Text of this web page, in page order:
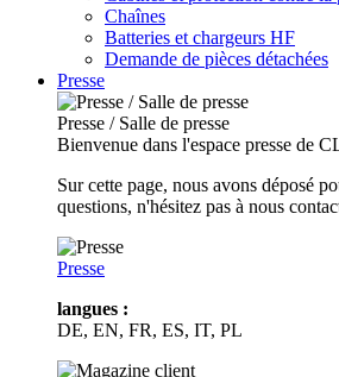
Chaînes
Batteries et chargeurs HF
Demande de pièces détachées
Presse
Presse / Salle de presse
Bienvenue dans l'espace presse de
Sur cette page, nous avons déposé
questions, n'hésitez pas à nous
Presse
langues :
DE, EN, FR, ES, IT, PL